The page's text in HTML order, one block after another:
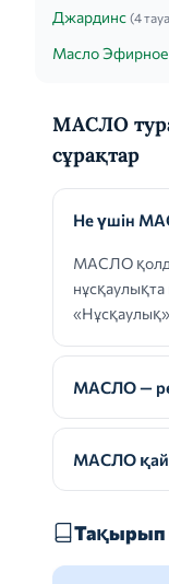
Джардинс (4
Масло Эфирное
МАСЛО
сұрақтар
Не үшін
МАСЛО
МАСЛО —
МАСЛО
Тақырып